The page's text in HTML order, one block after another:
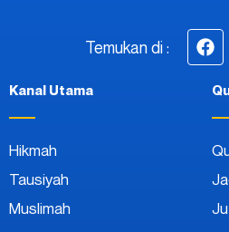
Temukan di :
Kanal Utama
Hikmah
Tausiyah
Muslimah